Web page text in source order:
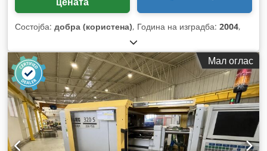
Состојба: добра (користена), Година на изградба: 2004,
Мал оглас